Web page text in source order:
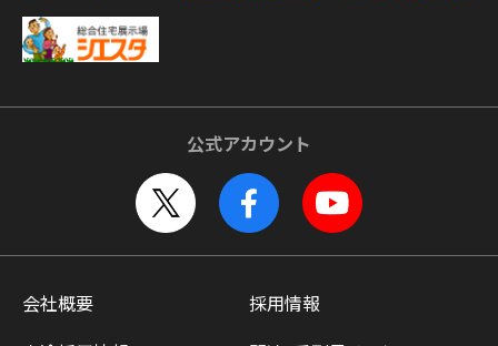
公式アカウント
会社概要
採用情報